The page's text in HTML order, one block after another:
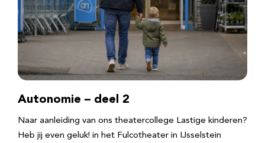
Autonomie – deel 2
Naar aanleiding van ons theatercollege Lastige kinderen?
Heb jij even geluk! in het Fulcotheater in IJsselstein